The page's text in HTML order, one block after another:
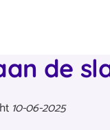
de
10-06-2025